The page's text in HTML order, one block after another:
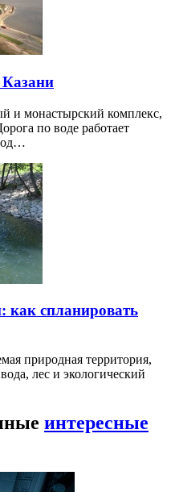
Казани
и монастырский комплекс,
по воде работает
как спланировать
природная территория,
лес и экологический
интересные